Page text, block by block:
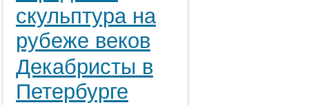
скульптура на
рубеже веков
Декабристы в
Петербурге